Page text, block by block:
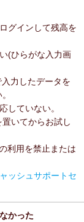
グインして残高を
(ひらがな入力画
力したデータを
していない。
いてからお試し
利用を禁止または
ッシュサポートセ
かった